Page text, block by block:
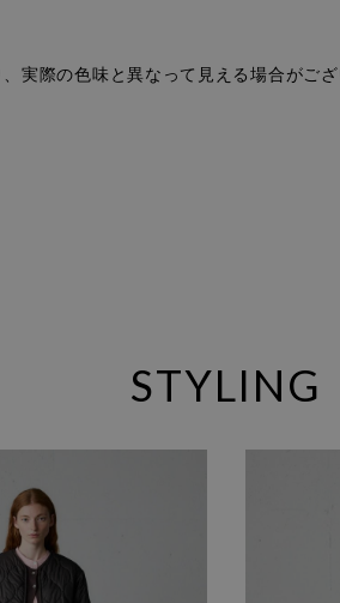
際の色味と異なって見える場合がござ
STYLING